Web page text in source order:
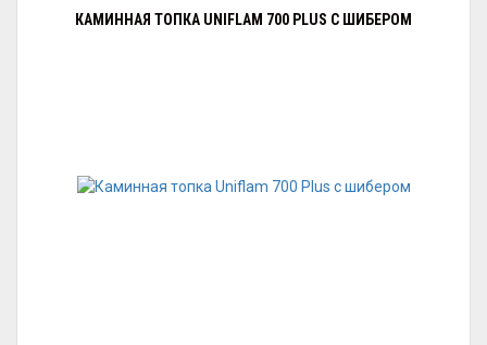
КАМИННАЯ ТОПКА UNIFLAM 700 PLUS С ШИБЕРОМ